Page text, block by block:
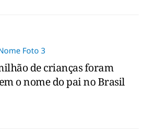
de crianças foram
o nome do pai no Brasil